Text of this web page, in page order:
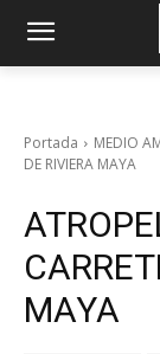
Portada MEDIO
DE RIVIERA MAYA
MAYA